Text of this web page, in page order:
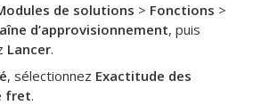
de solutions > Fonctions >
d’approvisionnement, puis
Lancer.
, sélectionnez Exactitude des
fret.